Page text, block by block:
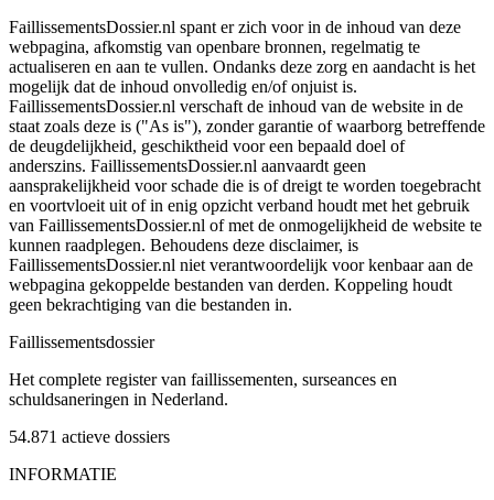
FaillissementsDossier.nl spant er zich voor in de inhoud van deze
webpagina, afkomstig van openbare bronnen, regelmatig te
actualiseren en aan te vullen. Ondanks deze zorg en aandacht is het
mogelijk dat de inhoud onvolledig en/of onjuist is.
FaillissementsDossier.nl verschaft de inhoud van de website in de
staat zoals deze is ("As is"), zonder garantie of waarborg betreffende
de deugdelijkheid, geschiktheid voor een bepaald doel of
anderszins. FaillissementsDossier.nl aanvaardt geen
aansprakelijkheid voor schade die is of dreigt te worden toegebracht
en voortvloeit uit of in enig opzicht verband houdt met het gebruik
van FaillissementsDossier.nl of met de onmogelijkheid de website te
kunnen raadplegen. Behoudens deze disclaimer, is
FaillissementsDossier.nl niet verantwoordelijk voor kenbaar aan de
webpagina gekoppelde bestanden van derden. Koppeling houdt
geen bekrachtiging van die bestanden in.
Faillissementsdossier
Het complete register van faillissementen, surseances en
schuldsaneringen in Nederland.
54.871 actieve dossiers
INFORMATIE